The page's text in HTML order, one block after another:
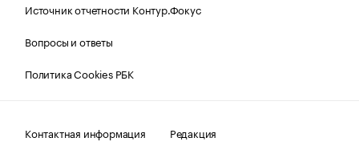
Источник отчетности Контур.Фокус
Вопросы и ответы
Политика Cookies РБК
Контактная информация
Редакция